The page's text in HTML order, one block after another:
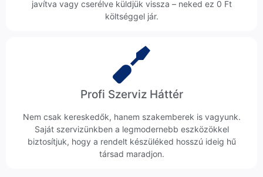
javítva vagy cserélve küldjük vissza – neked ez 0 Ft
költséggel jár.
Profi Szerviz Háttér
Nem csak kereskedők, hanem szakemberek is vagyunk.
Saját szervizünkben a legmodernebb eszközökkel
biztosítjuk, hogy a rendelt készüléked hosszú ideig hű
társad maradjon.